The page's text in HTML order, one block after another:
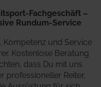
Fachgeschäft –
Rundum-Service
Kompetenz und Service
Kostenlose Beratung
dass Du mit uns
professioneller Reiter,